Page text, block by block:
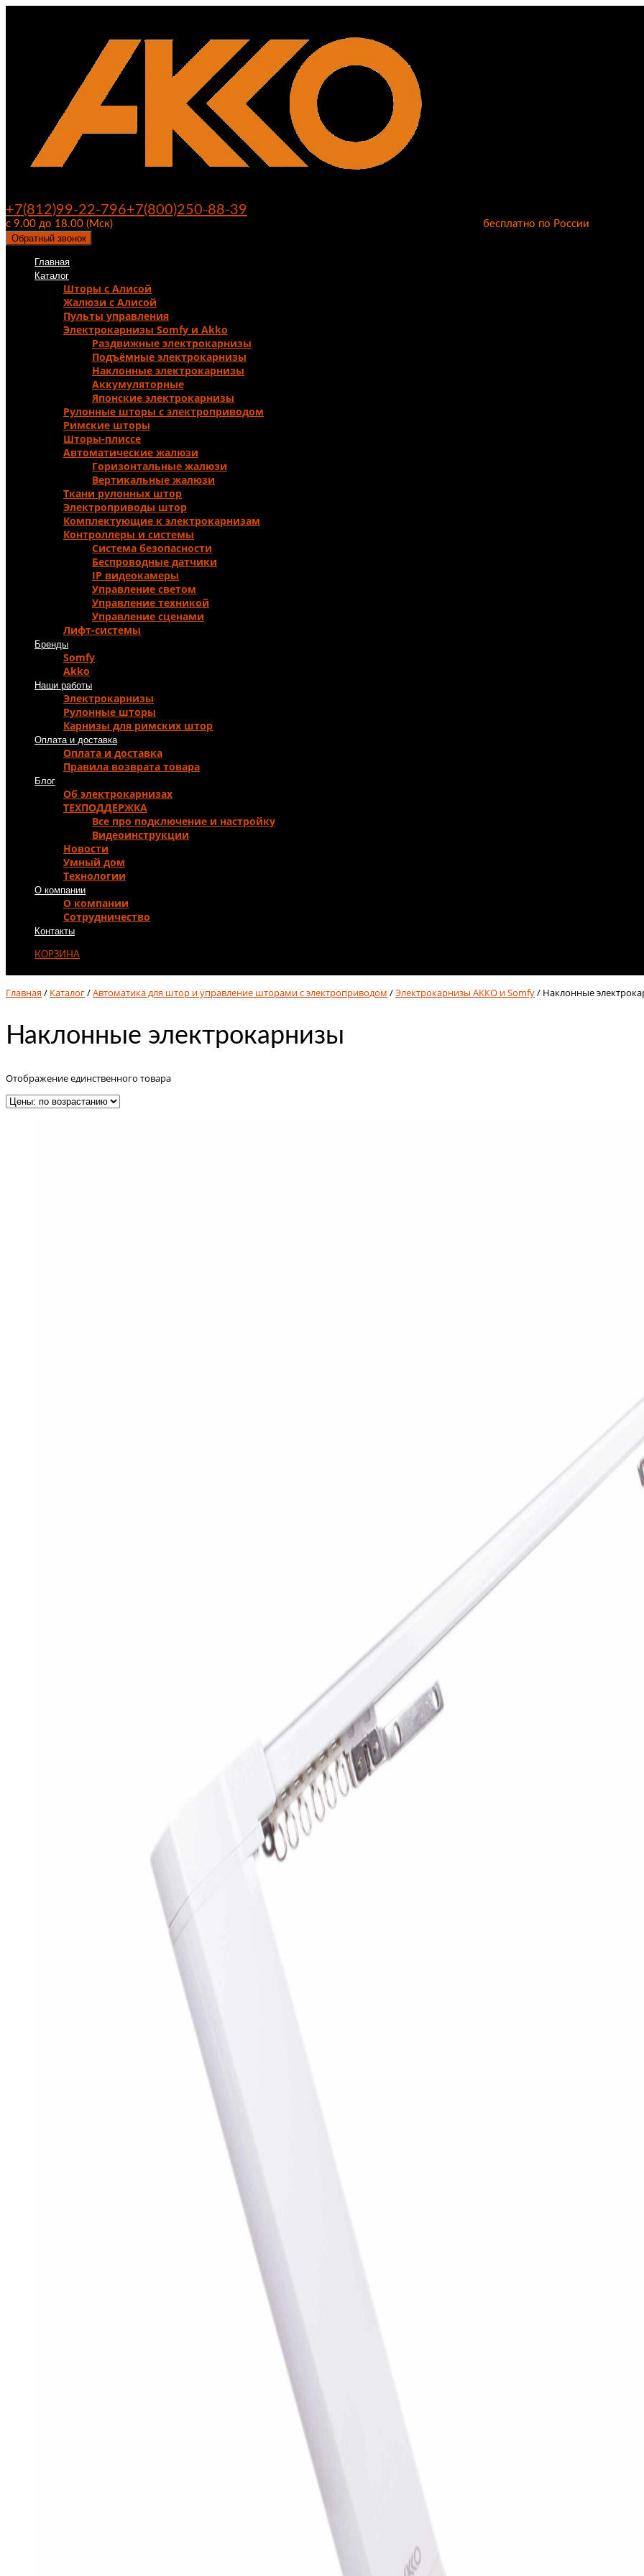
+7(812)99-22-796+7(800)250-88-39
с 9.00 до 18.00 (Мск)
бесплатно по России
Обратный звонок
Главная
Каталог
Шторы с Алисой
Жалюзи с Алисой
Пульты управления
Электрокарнизы Somfy и Аkko
Раздвижные электрокарнизы
Подъёмные электрокарнизы
Наклонные электрокарнизы
Аккумуляторные
Японские электрокарнизы
Рулонные шторы с электроприводом
Римские шторы
Шторы-плиссе
Автоматические жалюзи
Горизонтальные жалюзи
Вертикальные жалюзи
Ткани рулонных штор
Электроприводы штор
Комплектующие к электрокарнизам
Контроллеры и системы
Система безопасности
Беспроводные датчики
IP видеокамеры
Управление светом
Управление техникой
Управление сценами
Лифт-системы
Бренды
Somfy
Akko
Наши работы
Электрокарнизы
Рулонные шторы
Карнизы для римских штор
Оплата и доставка
Оплата и доставка
Правила возврата товара
Блог
Об электрокарнизах
ТЕХПОДДЕРЖКА
Все про подключение и настройку
Видеоинструкции
Новости
Умный дом
Технологии
О компании
О компании
Сотрудничество
Контакты
КОРЗИНА
Главная/ Каталог/Автоматика для штор и управление шторами с электроприводом /Электрокарнизы АККО и Somfy/ Наклонные
Наклонные электрокарнизы
Отображение единственного товара